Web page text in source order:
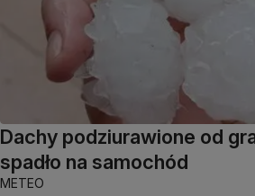
Dachy podziurawione od
spadło na samochód
METEO